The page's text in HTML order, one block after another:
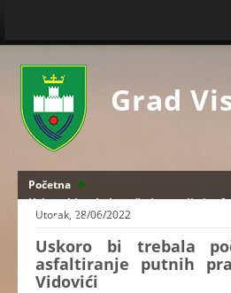
Grad
Početna
Uskoro bi trebala početi sanacija i
naselju Vidovići
Utorak, 28/06/2022
Uskoro bi trebala
asfaltiranje putnih
Vidovići